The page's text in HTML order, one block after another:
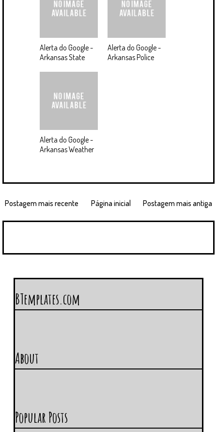
Alerta do Google -
Arkansas State
Alerta do Google -
Arkansas Police
Alerta do Google -
Arkansas Weather
Postagem mais recente Postagem mais antiga
Página inicial
BTemplates.com
About
Popular Posts